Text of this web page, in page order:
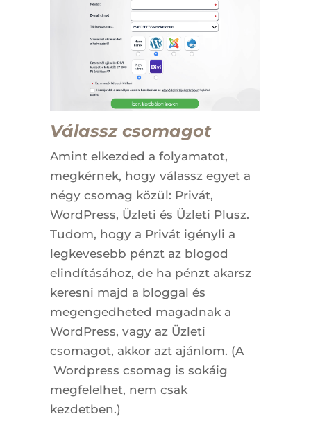
Válassz csomagot
Amint elkezded a folyamatot,
megkérnek, hogy válassz egyet a
négy csomag közül: Privát,
WordPress, Üzleti és Üzleti Plusz.
Tudom, hogy a Privát igényli a
legkevesebb pénzt az blogod
elindításához, de ha pénzt akarsz
keresni majd a bloggal és
megengedheted magadnak a
WordPress, vagy az Üzleti
csomagot, akkor azt ajánlom. (A
Wordpress csomag is sokáig
megfelelhet, nem csak
kezdetben.)